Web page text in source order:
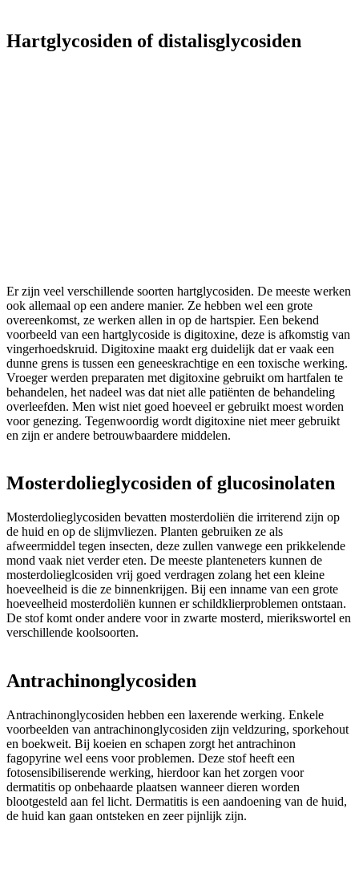
Hartglycosiden of distalisglycosiden
Er zijn veel verschillende soorten hartglycosiden. De meeste werken
ook allemaal op een andere manier. Ze hebben wel een grote
overeenkomst, ze werken allen in op de hartspier. Een bekend
voorbeeld van een hartglycoside is digitoxine, deze is afkomstig van
vingerhoedskruid. Digitoxine maakt erg duidelijk dat er vaak een
dunne grens is tussen een geneeskrachtige en een toxische werking.
Vroeger werden preparaten met digitoxine gebruikt om hartfalen te
behandelen, het nadeel was dat niet alle patiënten de behandeling
overleefden. Men wist niet goed hoeveel er gebruikt moest worden
voor genezing. Tegenwoordig wordt digitoxine niet meer gebruikt
en zijn er andere betrouwbaardere middelen.
Mosterdolieglycosiden of glucosinolaten
Mosterdolieglycosiden bevatten mosterdoliën die irriterend zijn op
de huid en op de slijmvliezen. Planten gebruiken ze als
afweermiddel tegen insecten, deze zullen vanwege een prikkelende
mond vaak niet verder eten. De meeste planteneters kunnen de
mosterdolieglcosiden vrij goed verdragen zolang het een kleine
hoeveelheid is die ze binnenkrijgen. Bij een inname van een grote
hoeveelheid mosterdoliën kunnen er schildklierproblemen ontstaan.
De stof komt onder andere voor in zwarte mosterd, mierikswortel en
verschillende koolsoorten.
Antrachinonglycosiden
Antrachinonglycosiden hebben een laxerende werking. Enkele
voorbeelden van antrachinonglycosiden zijn veldzuring, sporkehout
en boekweit. Bij koeien en schapen zorgt het antrachinon
fagopyrine wel eens voor problemen. Deze stof heeft een
fotosensibiliserende werking, hierdoor kan het zorgen voor
dermatitis op onbehaarde plaatsen wanneer dieren worden
blootgesteld aan fel licht. Dermatitis is een aandoening van de huid,
de huid kan gaan ontsteken en zeer pijnlijk zijn.